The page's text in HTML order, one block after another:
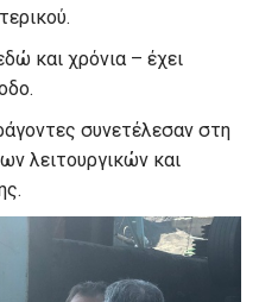
και χρόνια – έχει
συνετέλεσαν στη
λειτουργικών και